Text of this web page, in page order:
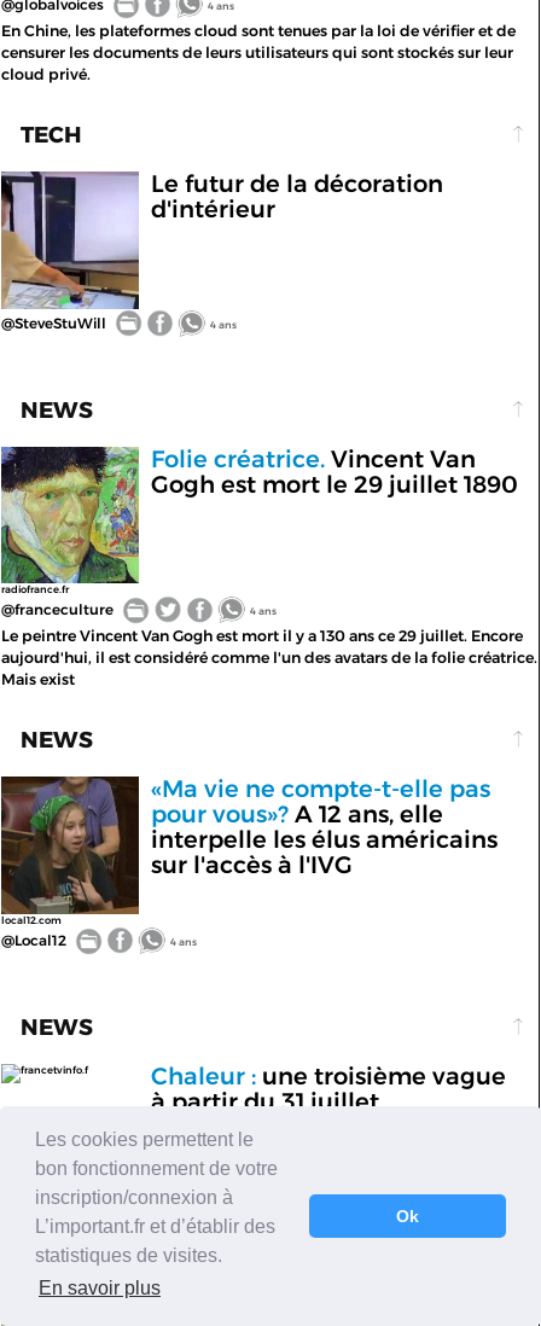
@globalvoices 4 ans
En Chine, les plateformes cloud sont tenues par la loi de vérifier et de
censurer les documents de leurs utilisateurs qui sont stockés sur leur
cloud privé.
TECH
Le futur de la décoration
d'intérieur
@SteveStuWill 4 ans
NEWS
radiofrance.fr
Folie créatrice.Vincent Van
Gogh est mort le 29 juillet 1890
@franceculture 4 ans
Le peintre Vincent Van Gogh est mort il y a 130 ans ce 29 juillet. Encore
aujourd'hui, il est considéré comme l'un des avatars de la folie créatrice.
Mais exist
NEWS
local12.com
«Ma vie ne compte-t-elle pas
pour vous»?A 12 ans, elle
interpelle les élus américains
sur l'accès à l'IVG
@Local12 4 ans
NEWS
francetvinfo.f Chaleur :une troisième vague
à partir du 31 juillet
@Zehub 4 ans
Jeudi 28 juillet au soir, 93 départements sont désormais placés en état
d’alerte pour la sécheresse. La situation ne va pas s’arranger, car il n’y a
pas de plui
SPORT
Les cookies permettent le
bon fonctionnement de votre
inscription/connexion à
L’important.fr et d’établir des
statistiques de visites.
En savoir plus
Ok